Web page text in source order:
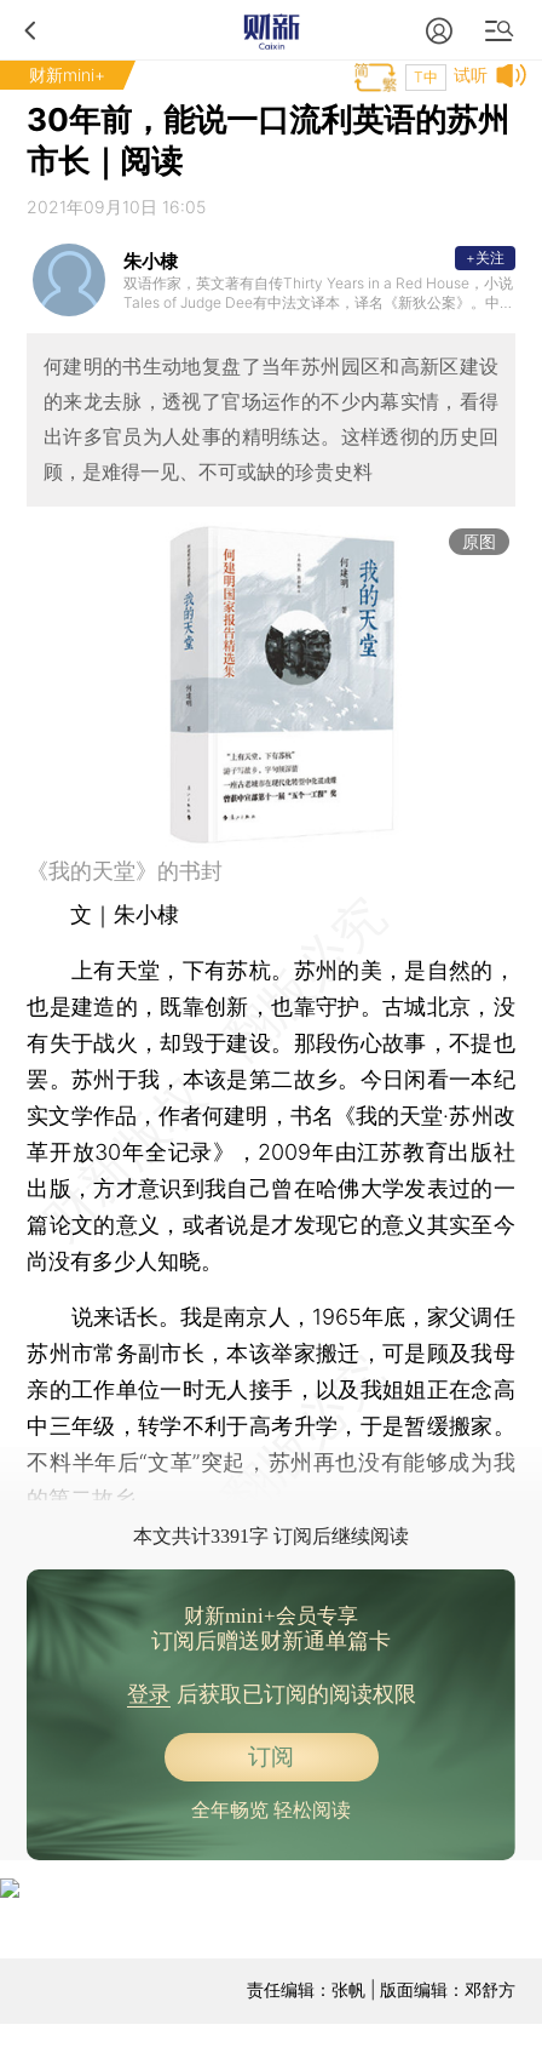
财新mini+ 试听
T中
30年前，能说一口流利英语的苏州
市长｜阅读
2021年09月10日 16:05
朱小棣
双语作家，英文著有自传Thirty Years in a Red House，小说
Tales of Judge Dee有中法文译本，译名《新狄公案》。中文
。
+关注
何建明的书生动地复盘了当年苏州园区和高新区建设
的来龙去脉，透视了官场运作的不少内幕实情，看得
出许多官员为人处事的精明练达。这样透彻的历史回
顾，是难得一见、不可或缺的珍贵史料
原图
《我的天堂》的书封
文｜朱小棣
上有天堂，下有苏杭。苏州的美，是自然的，
也是建造的，既靠创新，也靠守护。古城北京，没
有失于战火，却毁于建设。那段伤心故事，不提也
罢。苏州于我，本该是第二故乡。今日闲看一本纪
实文学作品，作者何建明，书名《我的天堂·苏州改
革开放30年全记录》，2009年由江苏教育出版社
出版，方才意识到我自己曾在哈佛大学发表过的一
篇论文的意义，或者说是才发现它的意义其实至今
尚没有多少人知晓。
说来话长。我是南京人，1965年底，家父调任
苏州市常务副市长，本该举家搬迁，可是顾及我母
亲的工作单位一时无人接手，以及我姐姐正在念高
中三年级，转学不利于高考升学，于是暂缓搬家。
不料半年后“文革”突起，苏州再也没有能够成为我
的第二故乡。
本文共计3391字 订阅后继续阅读
财新mini+会员专享
订阅后赠送财新通单篇卡
登录后获取已订阅的阅读权限
订阅
全年畅览 轻松阅读
责任编辑：张帆 | 版面编辑：邓舒方